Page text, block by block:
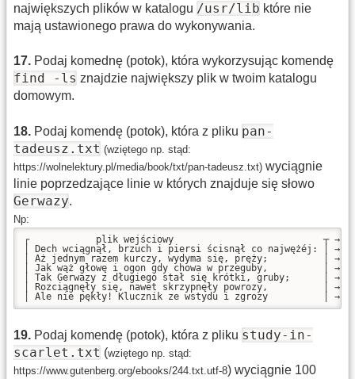
największych plików w katalogu /usr/lib które nie
mają ustawionego prawa do wykonywania.
17. Podaj komednę (potok), która wykorzysując komendę
find -ls znajdzie największy plik w twoim katalogu
domowym.
18. Podaj komendę (potok), która z pliku pan-
tadeusz.txt (wziętego np. stąd:
https://wolnelektury.pl/media/book/txt/pan-tadeusz.txt) wyciągnie
linie poprzedzające linie w których znajduje się słowo
Gerwazy.
Np:
┌            plik wejściowy                           ┬ →
│ Dech wciągnął, brzuch i piersi ścisnął co najwężéj: │ → │
│ Aż jednym razem kurczy, wydyma się, pręży;
│ Jak wąż głowę i ogon gdy chowa w przeguby,
│ Tak Gerwazy z długiego stał się krótki,
│ Rozciągnęły się, nawet skrzypnęły powrozy,
19. Podaj komendę (potok), która z pliku study-in-
scarlet.txt (wziętego np. stąd:
https://www.gutenberg.org/ebooks/244.txt.utf-8) wyciągnie 100